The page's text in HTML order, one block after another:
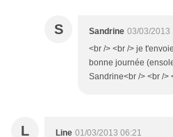
S Sandrine 03/03/2013
<br /> <br /> je
bonne journée
Sandrine<br /> <br />
L Line 01/03/2013 06:21